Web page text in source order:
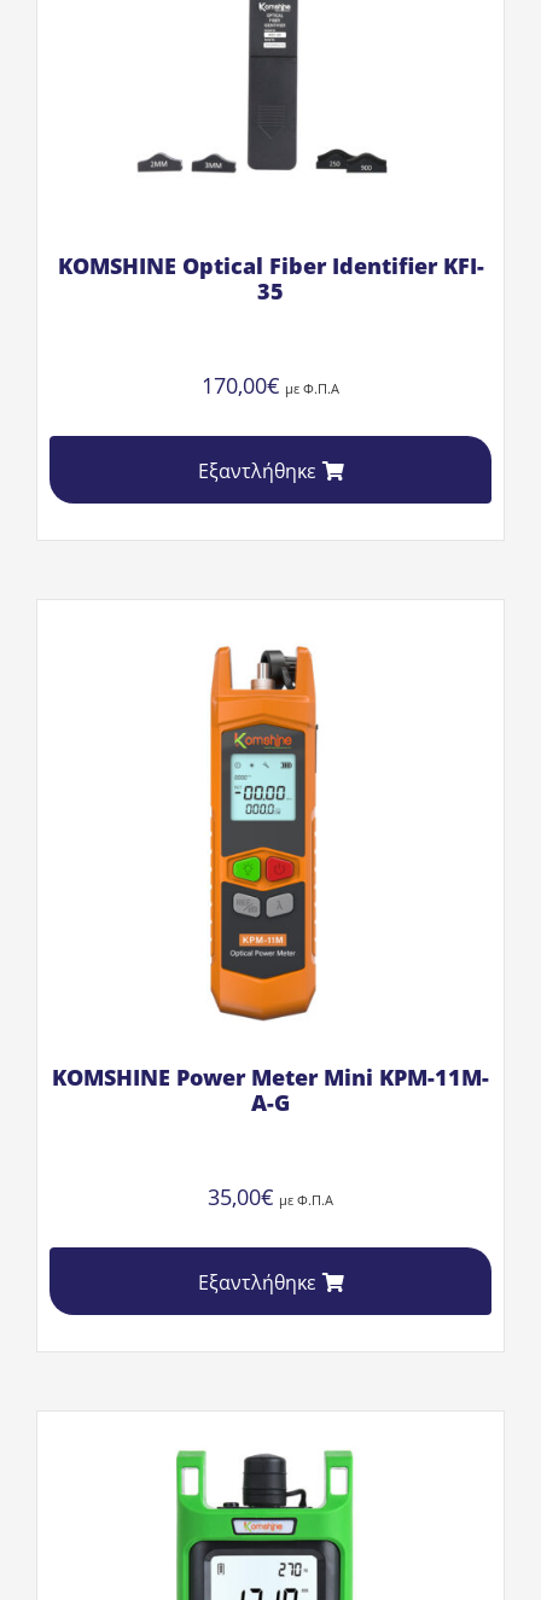
KOMSHINE Optical Fiber Identifier KFI-
35
170,00€ με Φ.Π.Α
Εξαντλήθηκε
KOMSHINE Power Meter Mini KPM-11M-
A-G
35,00€ με Φ.Π.Α
Εξαντλήθηκε